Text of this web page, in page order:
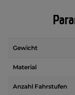
Gewicht
Material
Anzahl Fahrstufen